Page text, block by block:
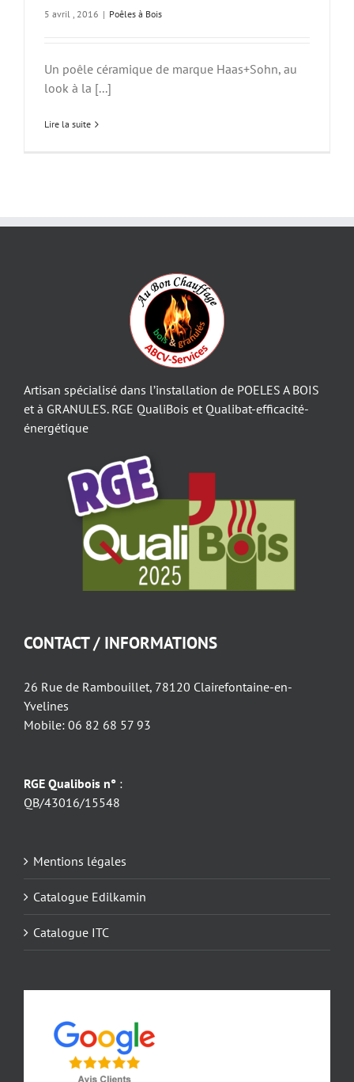
5 avril , 2016 | Poêles à Bois
Un poêle céramique de marque Haas+Sohn, au
look à la [...]
Lire la suite
Artisan spécialisé dans l’installation de POELES A BOIS
et à GRANULES. RGE QualiBois et Qualibat-efficacité-
énergétique
CONTACT / INFORMATIONS
26 Rue de Rambouillet, 78120 Clairefontaine-en-
Yvelines
Mobile: 06 82 68 57 93
RGE Qualibois n° :
QB/43016/15548
Mentions légales
Catalogue Edilkamin
Catalogue ITC